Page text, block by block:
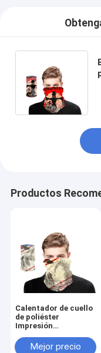
Productos
Calentador de cuello
de poliéster
Impresión
de cuello para
Mejor precio